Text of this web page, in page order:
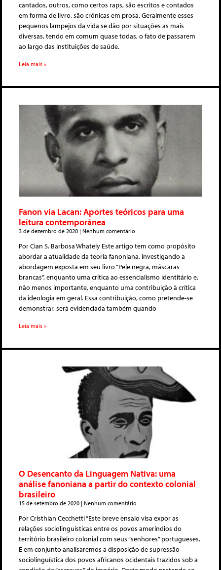
cantados, outros, como certos raps, são escritos e contados
em forma de livro, são crônicas em prosa. Geralmente esses
pequenos lampejos da vida se dão por situações as mais
diversas, tendo em comum quase todas, o fato de passarem
ao largo das instituições de saúde.
Leia mais »
Fanon via Lacan: Aportes teóricos para uma
leitura contemporânea
3 de dezembro de 2020 Nenhum comentário
Por Cian S. Barbosa Whately Este artigo tem como propósito
abordar a atualidade da teoria fanoniana, investigando a
abordagem exposta em seu livro “Pele negra, máscaras
brancas”, enquanto uma crítica ao essencialismo identitário e,
não menos importante, enquanto uma contribuição à crítica
da ideologia em geral. Essa contribuição, como pretende-se
demonstrar, será evidenciada também quando
Leia mais »
O Desencanto da Linguagem Nativa: uma
análise fanoniana a partir do contexto colonial
brasileiro
15 de setembro de 2020 Nenhum comentário
Por Cristhian Cecchetti “Este breve ensaio visa expor as
relações sociolinguísticas entre os povos ameríndios do
território brasileiro colonial com seus “senhores” portugueses.
E em conjunto analisaremos a disposição de supressão
sociolinguística dos povos africanos ocidentais trazidos sob a